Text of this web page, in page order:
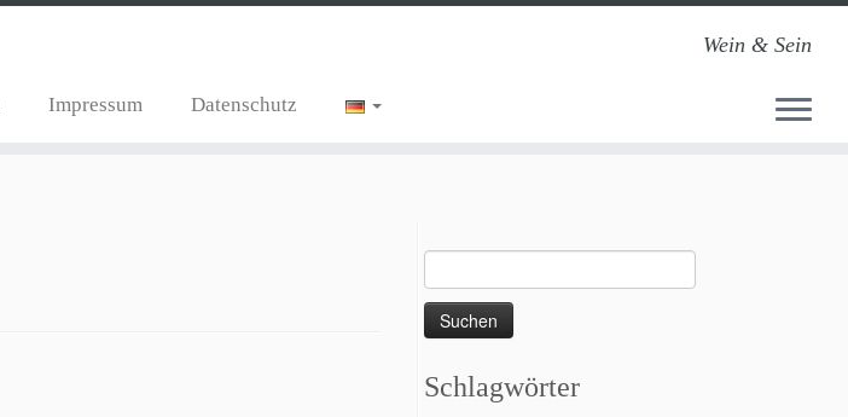
Wein & Sein
Impressum Datenschutz
nach:
Schlagwörter